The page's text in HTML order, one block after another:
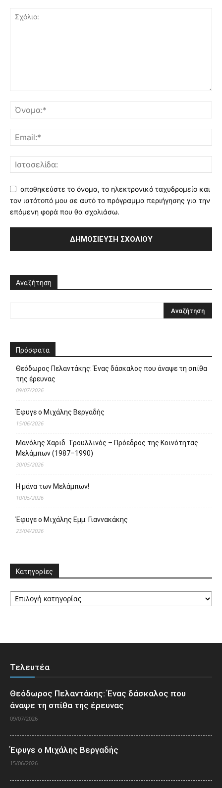
αποθηκεύστε το όνομα, το ηλεκτρονικό ταχυδρομείο και
τον ιστότοπό μου σε αυτό το πρόγραμμα περιήγησης για την
επόμενη φορά που θα σχολιάσω.
Αναζήτηση
Πρόσφατα
Θεόδωρος Πελαντάκης: Ένας δάσκαλος που άναψε τη σπίθα
της έρευνας
09/07/2026
Έφυγε ο Μιχάλης Βεργαδής
15/06/2026
Μανόλης Χαριδ. Τρουλλινός – Πρόεδρος της Κοινότητας
Μελάμπων (1987–1990)
30/05/2026
Η μάνα των Μελάμπων!
10/05/2026
Έφυγε ο Μιχάλης Εμμ. Γιαννακάκης
23/04/2026
Κατηγορίες
Κατηγορίες
Τελευτέα
Θεόδωρος Πελαντάκης: Ένας δάσκαλος που
άναψε τη σπίθα της έρευνας
09/07/2026
Έφυγε ο Μιχάλης Βεργαδής
15/06/2026